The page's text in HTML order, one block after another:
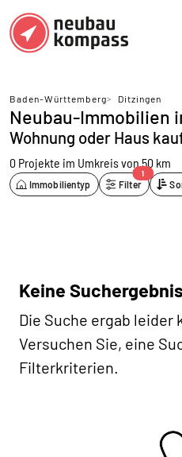
Baden-Württemberg> Ditzingen
Neubau-Immobilien
Wohnung oder Haus
0 Projekte im Umkreis von 50 km
Immobilientyp Filter
1
Keine
Die Suche ergab leider
Versuchen Sie, eine
Filterkriterien.